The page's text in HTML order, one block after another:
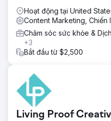
Hoạt động tại United
Content Marketing, Chiến
Chăm sóc sức khỏe &
+3
Bắt đầu từ $2,500
Living Proof